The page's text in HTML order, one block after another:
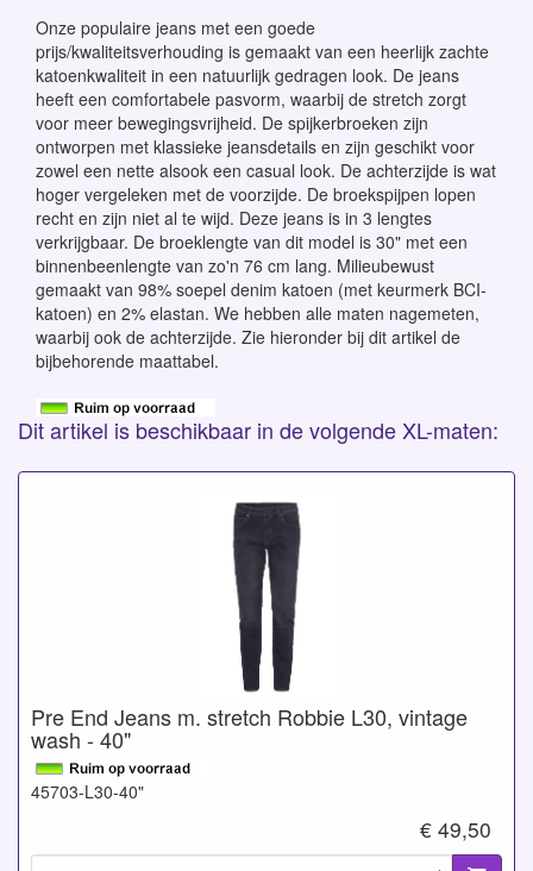
Onze populaire jeans met een goede
prijs/kwaliteitsverhouding is gemaakt van een heerlijk zachte
katoenkwaliteit in een natuurlijk gedragen look. De jeans
heeft een comfortabele pasvorm, waarbij de stretch zorgt
voor meer bewegingsvrijheid. De spijkerbroeken zijn
ontworpen met klassieke jeansdetails en zijn geschikt voor
zowel een nette alsook een casual look. De achterzijde is wat
hoger vergeleken met de voorzijde. De broekspijpen lopen
recht en zijn niet al te wijd. Deze jeans is in 3 lengtes
verkrijgbaar. De broeklengte van dit model is 30" met een
binnenbeenlengte van zo'n 76 cm lang. Milieubewust
gemaakt van 98% soepel denim katoen (met keurmerk BCI-
katoen) en 2% elastan. We hebben alle maten nagemeten,
waarbij ook de achterzijde. Zie hieronder bij dit artikel de
bijbehorende maattabel.
Dit artikel is beschikbaar in de volgende XL-maten:
Pre End Jeans m. stretch Robbie L30, vintage
wash - 40"
45703-L30-40"
€ 49,50